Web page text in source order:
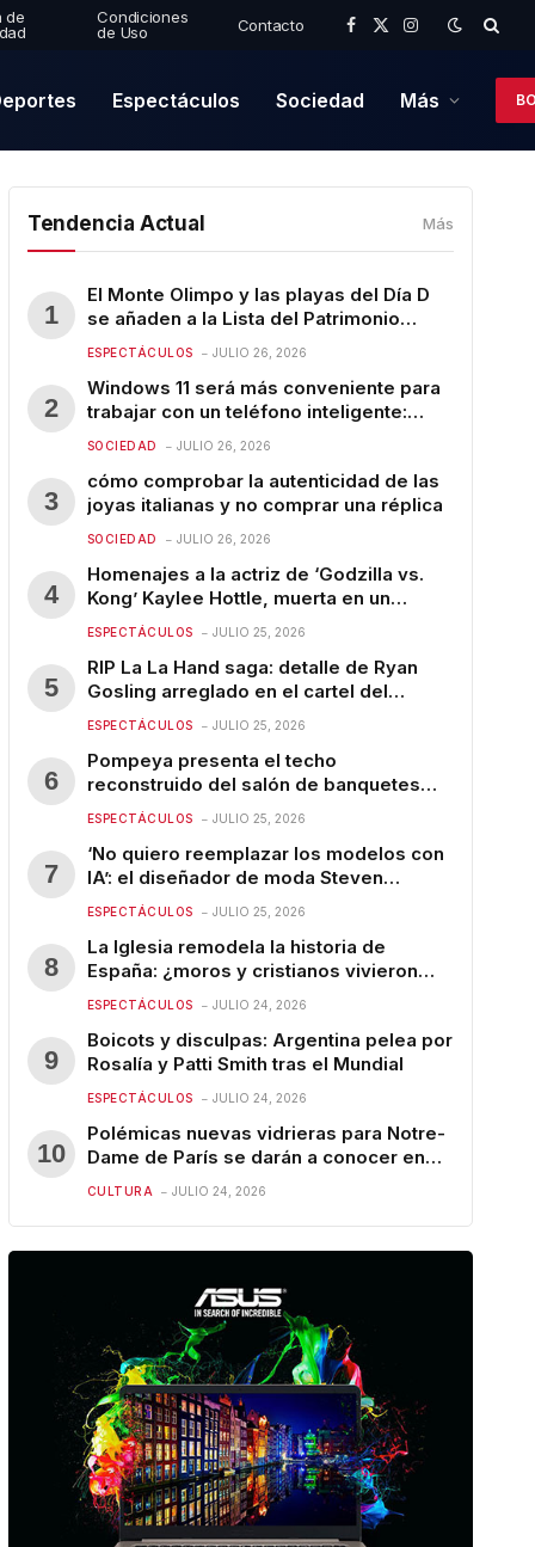
de
Condiciones
de Uso
Contacto
Facebook
X
Instagram
Espectáculos Sociedad Más
Tendencia Actual Más
El Monte Olimpo y las playas del Día D
se añaden a la Lista del Patrimonio
Mundial de la UNESCO
ESPECTÁCULOS JULIO 26, 2026
Windows 11 será más conveniente para
trabajar con un teléfono inteligente:
nuevas funciones de Microsoft
SOCIEDAD JULIO 26, 2026
cómo comprobar la autenticidad de las
joyas italianas y no comprar una réplica
SOCIEDAD JULIO 26, 2026
Homenajes a la actriz de ‘Godzilla vs.
Kong’ Kaylee Hottle, muerta en un
accidente automovilístico a los 18 años
ESPECTÁCULOS JULIO 25, 2026
RIP La La Hand saga: detalle de Ryan
Gosling arreglado en el cartel del
décimo aniversario de ‘La La Land’
ESPECTÁCULOS JULIO 25, 2026
Pompeya presenta el techo
reconstruido del salón de banquetes
con frescos, mientras continúa la
ESPECTÁCULOS JULIO 25, 2026
‘No quiero reemplazar los modelos con
IA’: el diseñador de moda Steven
Passaro planea renovar la industria
ESPECTÁCULOS JULIO 25, 2026
La Iglesia remodela la historia de
España: ¿moros y cristianos vivieron
alguna vez en paz?
ESPECTÁCULOS JULIO 24, 2026
Boicots y disculpas: Argentina pelea por
Rosalía y Patti Smith tras el Mundial
ESPECTÁCULOS JULIO 24, 2026
Polémicas nuevas vidrieras para Notre-
Dame de París se darán a conocer en
diciembre
CULTURA JULIO 24, 2026